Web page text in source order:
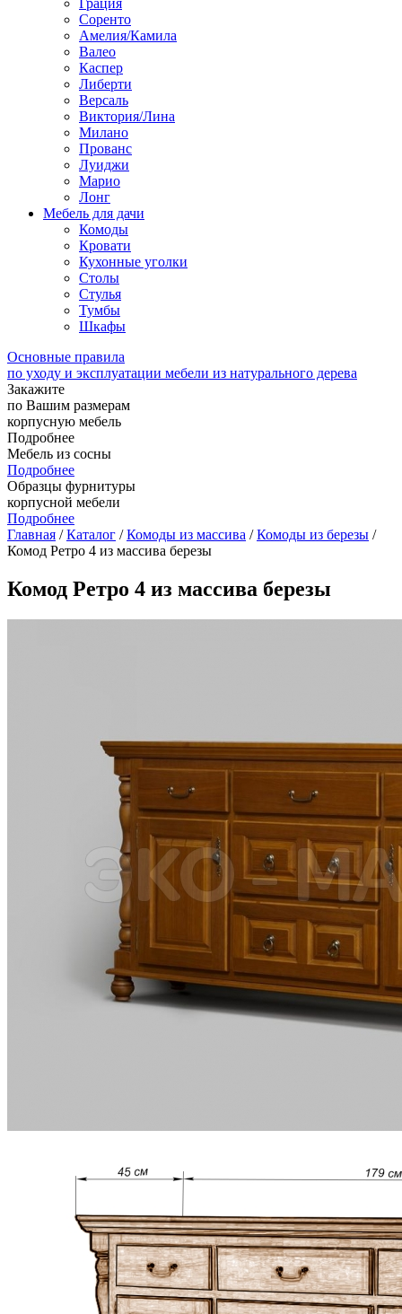
Грация
Соренто
Амелия/Камила
Валео
Каспер
Либерти
Версаль
Виктория/Лина
Милано
Прованс
Луиджи
Марио
Лонг
Мебель для дачи
Комоды
Кровати
Кухонные уголки
Столы
Стулья
Тумбы
Шкафы
Основные правила
по уходу и эксплуатации мебели из натурального дерева
Закажите
по Вашим размерам
корпусную мебель
Подробнее
Мебель из сосны
Подробнее
Образцы фурнитуры
корпусной мебели
Подробнее
Главная /Каталог /Комоды из массива /Комоды из березы /
Комод Ретро 4 из массива березы
Комод Ретро 4 из массива березы